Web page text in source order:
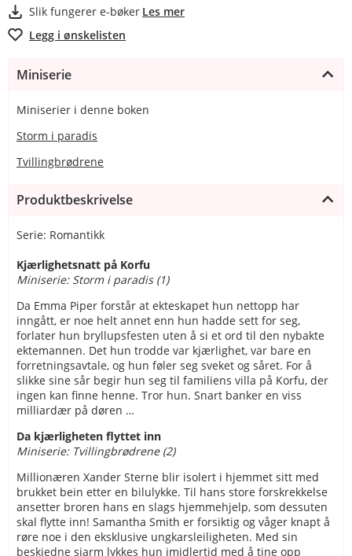
Slik fungerer e-bøker Les mer
Legg i ønskelisten
Miniserie
Miniserier i denne boken
Storm i paradis
Tvillingbrødrene
Produktbeskrivelse
Serie: Romantikk
Kjærlighetsnatt på Korfu
Miniserie: Storm i paradis (1)
Da Emma Piper forstår at ekteskapet hun nettopp har
inngått, er noe helt annet enn hun hadde sett for seg,
forlater hun bryllupsfesten uten å si et ord til den nybakte
ektemannen. Det hun trodde var kjærlighet, var bare en
forretningsavtale, og hun føler seg sveket og såret. For å
slikke sine sår begir hun seg til familiens villa på Korfu, der
ingen kan finne henne. Tror hun. Snart banker en viss
milliardær på døren …
Da kjærligheten flyttet inn
Miniserie: Tvillingbrødrene (2)
Millionæren Xander Sterne blir isolert i hjemmet sitt med
brukket bein etter en bilulykke. Til hans store forskrekkelse
ansetter broren hans en slags hjemmehjelp, som dessuten
skal flytte inn! Samantha Smith er forsiktig og våger knapt å
røre noe i den eksklusive ungkarsleiligheten. Med sin
beskjedne sjarm lykkes hun imidlertid med å tine opp